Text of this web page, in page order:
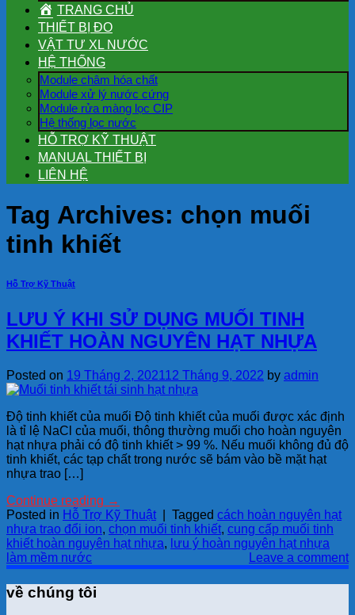
TRANG CHỦ
THIẾT BỊ ĐO
VẬT TƯ XL NƯỚC
HỆ THỐNG
Module châm hóa chất
Module xử lý nước cứng
Module rửa màng lọc CIP
Hệ thống lọc nước
HỖ TRỢ KỸ THUẬT
MANUAL THIẾT BỊ
LIÊN HỆ
Tag Archives: chọn muối
tinh khiết
Hỗ Trợ Kỹ Thuật
LƯU Ý KHI SỬ DỤNG MUỐI TINH
KHIẾT HOÀN NGUYÊN HẠT NHỰA
Posted on 19 Tháng 2, 202112 Tháng 9, 2022 by admin
Độ tinh khiết của muối Độ tinh khiết của muối được xác định
là tỉ lệ NaCl của muối, thông thường muối cho hoàn nguyên
hạt nhựa phải có độ tinh khiết > 99 %. Nếu muối không đủ độ
tinh khiết, các tạp chất trong nước sẽ bám vào bề mặt hạt
nhựa trao […]
Continue reading →
Posted in Hỗ Trợ Kỹ Thuật Tagged cách hoàn nguyên hạt
nhựa trao đổi ion, chọn muối tinh khiết, cung cấp muối tinh
khiết hoàn nguyên hạt nhựa, lưu ý hoàn nguyên hạt nhựa
làm mềm nước
Leave a comment
về chúng tôi